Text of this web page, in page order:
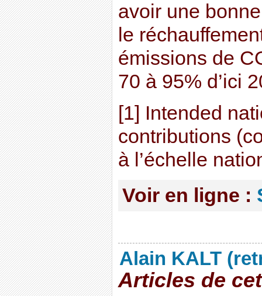
avoir une
le
émissions de
70 à 95% d’ici
[1] Intended
contributions
à l’échelle
Voir en ligne :
Alain KALT
Articles de